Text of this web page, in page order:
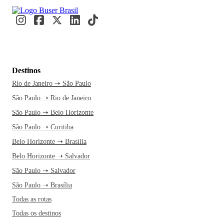
Destinos
Rio de Janeiro ➝ São Paulo
São Paulo ➝ Rio de Janeiro
São Paulo ➝ Belo Horizonte
São Paulo ➝ Curitiba
Belo Horizonte ➝ Brasília
Belo Horizonte ➝ Salvador
São Paulo ➝ Salvador
São Paulo ➝ Brasília
Todas as rotas
Todas os destinos